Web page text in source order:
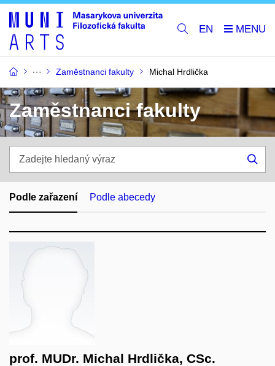
EN
Zaměstnanci fakulty Michal Hrdlička
Zaměstnanci fakulty
hledaný
výraz
Podle zařazení Podle abecedy
prof. MUDr. Michal Hrdlička, CSc.